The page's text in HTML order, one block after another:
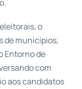
o
de municípios,
Entorno de
com
aos candidatos